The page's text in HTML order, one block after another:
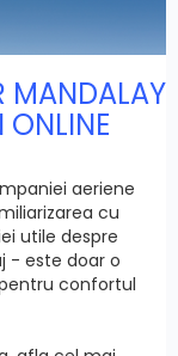
MANDALAY
ONLINE
aeriene
cu
utile despre
- este doar o
confortul